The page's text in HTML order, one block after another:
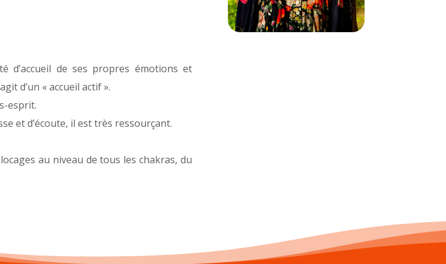
d’accueil de ses propres émotions et
d’un « accueil actif ».
esprit.
et d’écoute, il est très ressourçant.
au niveau de tous les chakras, du